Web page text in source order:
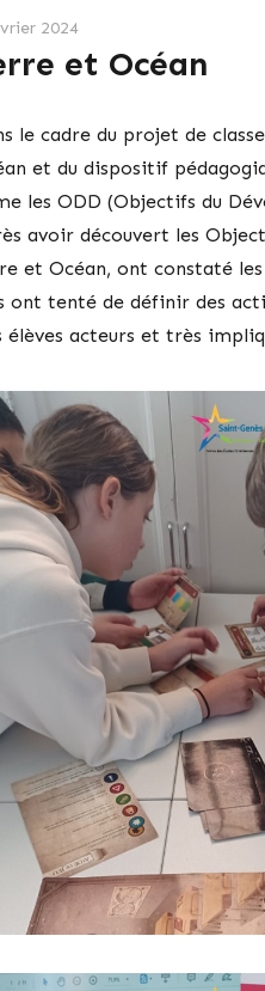
2024
et Océan
le cadre du projet de
et du dispositif
les ODD (Objectifs du
avoir découvert les
et Océan, ont constaté
ont tenté de définir des
élèves acteurs et très